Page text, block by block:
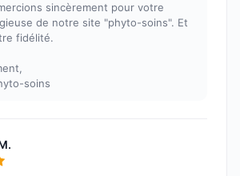
sincèrement pour votre
de notre site "phyto-soins". Et
fidélité.
soins
5